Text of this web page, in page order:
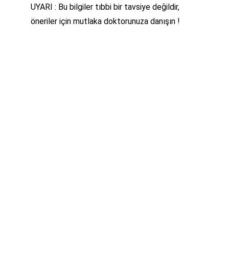
UYARI : Bu bilgiler tıbbi bir tavsiye değildir,
öneriler için mutlaka doktorunuza danışın !